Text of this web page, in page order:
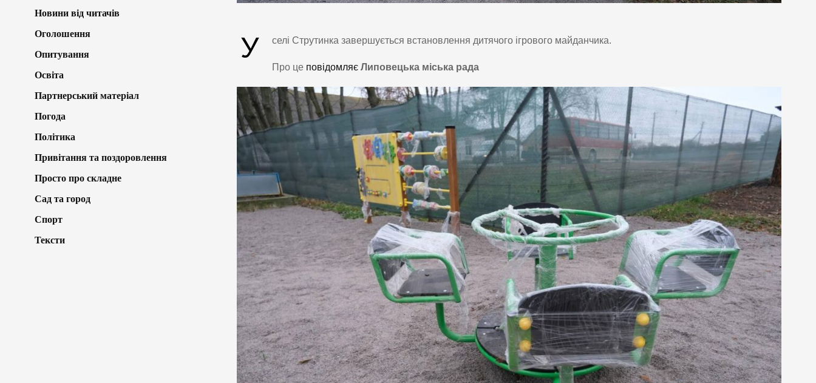
У селі Струтинка завершується встановлення дитячого ігрового майданчика.
Про це повідомляє Липовецька міська рада
Новини від читачів
Оголошення
Опитування
Освіта
Партнерський матеріал
Погода
Політика
Привітання та поздоровлення
Просто про складне
Сад та город
Спорт
Тексти